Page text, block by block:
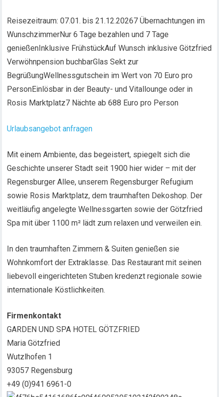
Reisezeitraum: 07.01. bis 21.12.20267 Übernachtungen im
WunschzimmerNur 6 Tage bezahlen und 7 Tage
genießenInklusive FrühstückAuf Wunsch inklusive Götzfried
Verwöhnpension buchbarGlas Sekt zur
BegrüßungWellnessgutschein im Wert von 70 Euro pro
PersonEinlösbar in der Beauty- und Vitallounge oder in
Rosis Marktplatz7 Nächte ab 688 Euro pro Person
Urlaubsangebot anfragen
Mit einem Ambiente, das begeistert, spiegelt sich die
Geschichte unserer Stadt seit 1900 hier wider – mit der
Regensburger Allee, unserem Regensburger Refugium
sowie Rosis Marktplatz, dem traumhaften Dekoshop. Der
weitläufig angelegte Wellnessgarten sowie der Götzfried
Spa mit über 1100 m² lädt zum relaxen und verweilen ein.
In den traumhaften Zimmern & Suiten genießen sie
Wohnkomfort der Extraklasse. Das Restaurant mit seinen
liebevoll eingerichteten Stuben kredenzt regionale sowie
internationale Köstlichkeiten.
Firmenkontakt
GARDEN UND SPA HOTEL GÖTZFRIED
Maria Götzfried
Wutzlhofen 1
93057 Regensburg
+49 (0)941 6961-0